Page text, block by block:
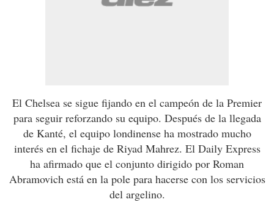
El Chelsea se sigue fijando en el campeón de la Premier
para seguir reforzando su equipo. Después de la llegada
de Kanté, el equipo londinense ha mostrado mucho
interés en el fichaje de Riyad Mahrez. El Daily Express
ha afirmado que el conjunto dirigido por Roman
Abramovich está en la pole para hacerse con los servicios
del argelino.